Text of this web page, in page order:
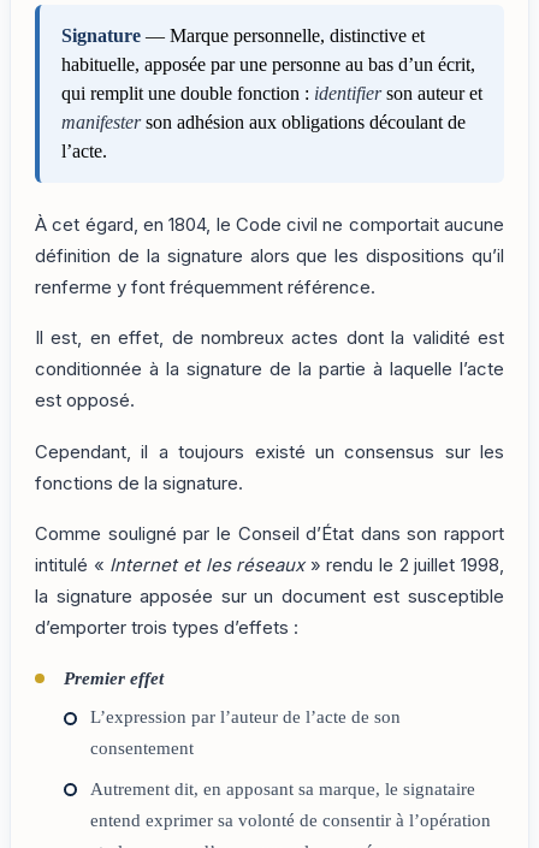
Signature — Marque personnelle, distinctive et
habituelle, apposée par une personne au bas d’un écrit,
qui remplit une double fonction : identifierson auteur et
manifesterson adhésion aux obligations découlant de
l’acte.
À cet égard, en 1804, le Code civil ne comportait aucune
définition de la signature alors que les dispositions qu’il
renferme y font fréquemment référence.
Il est, en effet, de nombreux actes dont la validité est
conditionnée à la signature de la partie à laquelle l’acte
est opposé.
Cependant, il a toujours existé un consensus sur les
fonctions de la signature.
Comme souligné par le Conseil d’État dans son rapport
intitulé « Internet et les réseaux» rendu le 2 juillet 1998,
la signature apposée sur un document est susceptible
d’emporter trois types d’effets :
Premier effet
L’expression par l’auteur de l’acte de son
consentement
Autrement dit, en apposant sa marque, le signataire
entend exprimer sa volonté de consentir à l’opération